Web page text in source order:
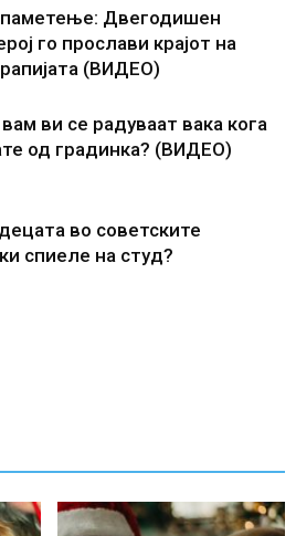
Двегодишен
го прослави крајот на
(ВИДЕО)
ви се радуваат вака кога
од градинка? (ВИДЕО)
во советските
спиеле на студ?